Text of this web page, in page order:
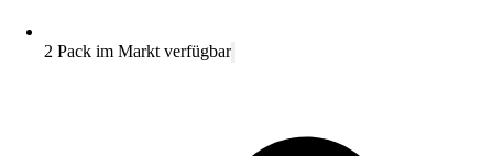
2 Pack im Markt verfügbar